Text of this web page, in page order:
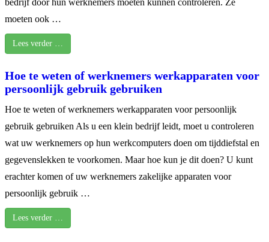
bedrijf door hun werknemers moeten kunnen controleren. Ze
moeten ook …
Lees verder …
Hoe te weten of werknemers werkapparaten voor
persoonlijk gebruik gebruiken
Hoe te weten of werknemers werkapparaten voor persoonlijk
gebruik gebruiken Als u een klein bedrijf leidt, moet u controleren
wat uw werknemers op hun werkcomputers doen om tijddiefstal en
gegevenslekken te voorkomen. Maar hoe kun je dit doen? U kunt
erachter komen of uw werknemers zakelijke apparaten voor
persoonlijk gebruik …
Lees verder …